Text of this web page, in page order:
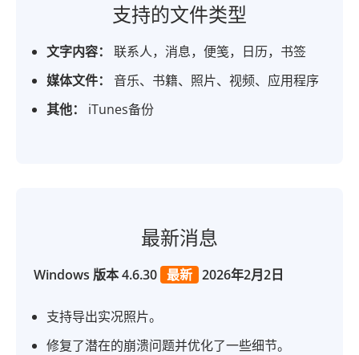
支持的文件类型
文字内容：
联系人，消息，便笺，日历，书签
媒体文件：
音乐、书籍、照片、视频、应用程序
其他：
iTunes备份
最新消息
Windows 版本 4.6.30 最新 2026年2月2日
支持导出实况照片。
修复了潜在的崩溃问题并优化了一些细节。